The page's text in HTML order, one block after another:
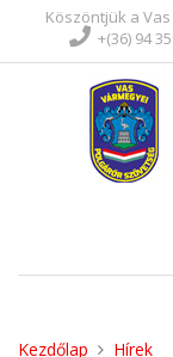
Köszöntjük a
+(36) 94
Kezdőlap
Hírek